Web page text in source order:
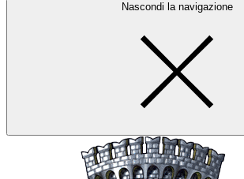
Nascondi la navigazione